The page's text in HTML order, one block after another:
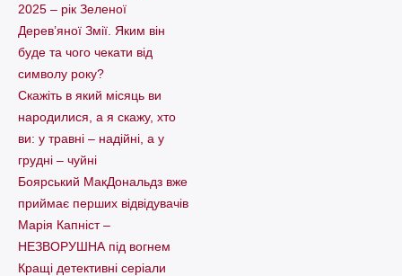
2025 – рік Зеленої
Дерев’яної Змії. Яким він
буде та чого чекати від
символу року?
Скажіть в який місяць ви
народилися, а я скажу, хто
ви: у травні – надійні, а у
грудні – чуйні
Боярський МакДональдз вже
приймає перших відвідувачів
Марія Капніст –
НЕЗВОРУШНА під вогнем
Кращі детективні серіали